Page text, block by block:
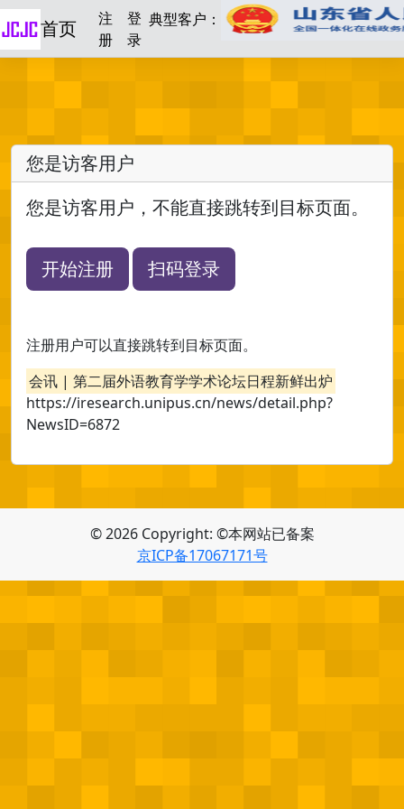
首页
注
册
登
录
典型客户：
您是访客用户
您是访客用户，不能直接跳转到目标页面。
开始注册 扫码登录
注册用户可以直接跳转到目标页面。
会讯 | 第二届外语教育学学术论坛日程新鲜出炉
https://iresearch.unipus.cn/news/detail.php?
NewsID=6872
© 2026 Copyright: ©本网站已备案
京ICP备17067171号